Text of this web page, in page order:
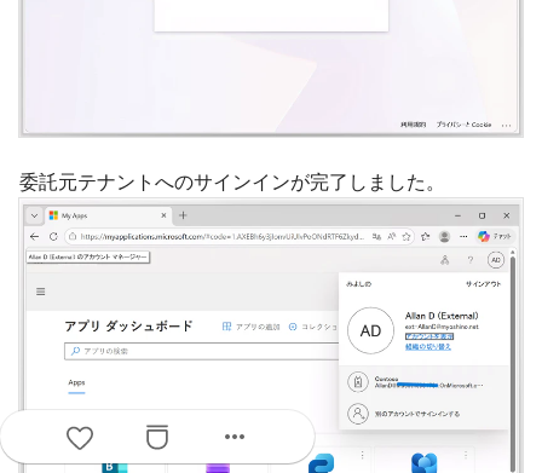
委託元テナントへのサインインが完了しました。
more_horiz